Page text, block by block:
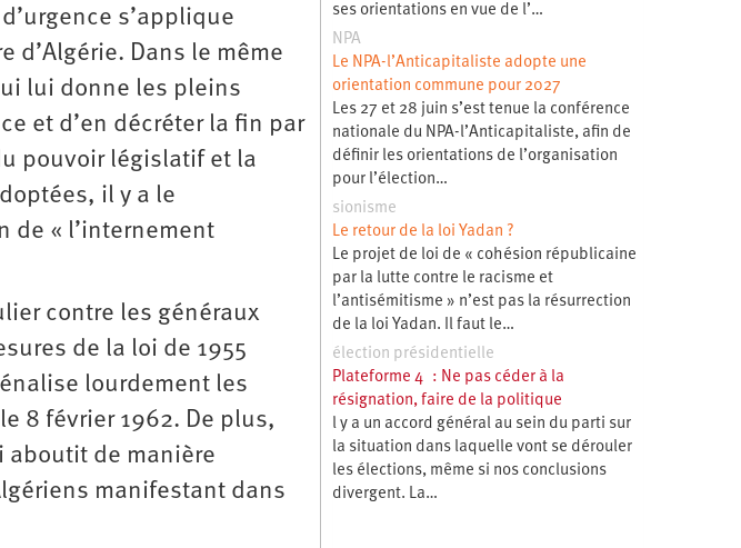
s’applique
Dans le même
lui donne les pleins
et d’en décréter la fin par
pouvoir législatif et la
il y a le
de « l’internement
contre les généraux
de la loi de 1955
lourdement les
8 février 1962. De plus,
aboutit de manière
manifestant dans
ses orientations en vue de l’…
NPA
Le NPA-l’Anticapitaliste adopte une
orientation commune pour 2027
Les 27 et 28 juin s’est tenue la conférence
nationale du NPA-l’Anticapitaliste, afin de
définir les orientations de l’organisation
pour l’élection…
sionisme
Le retour de la loi Yadan ?
Le projet de loi de « cohésion républicaine
par la lutte contre le racisme et
l’antisémitisme » n’est pas la résurrection
de la loi Yadan. Il faut le…
élection présidentielle
Plateforme 4 : Ne pas céder à la
résignation, faire de la politique
l y a un accord général au sein du parti sur
la situation dans laquelle vont se dérouler
les élections, même si nos conclusions
divergent. La…